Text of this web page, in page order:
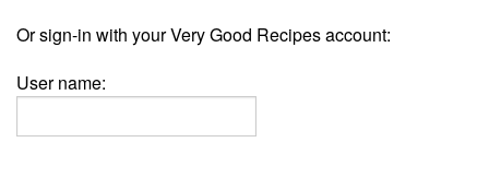
Or sign-in with your Very Good Recipes account:
User name: